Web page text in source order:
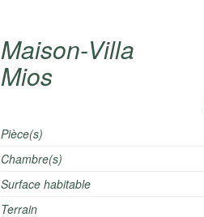
Maison-Villa
Mios
Pièce(s)
Chambre(s)
Surface habitable
Terrain